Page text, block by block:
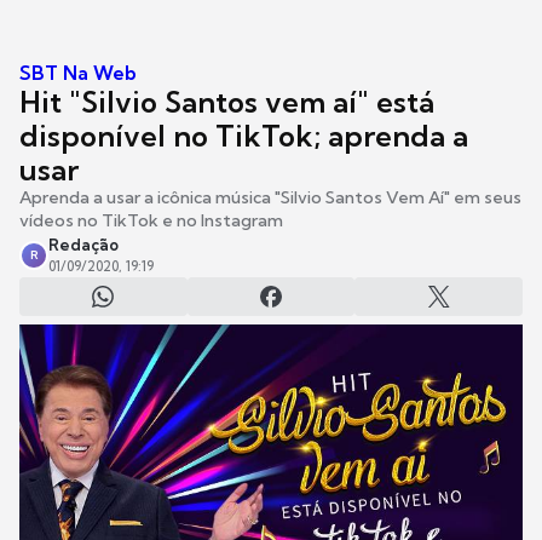
SBT Na Web
Hit "Silvio Santos vem aí" está
disponível no TikTok; aprenda a
usar
Aprenda a usar a icônica música "Silvio Santos Vem Aí" em seus
vídeos no TikTok e no Instagram
R
Redação
01/09/2020, 19:19